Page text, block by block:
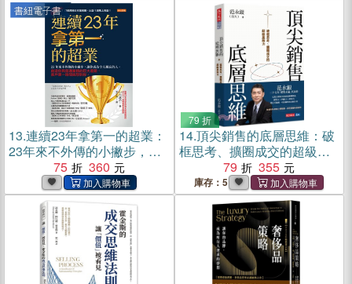
書紐電子書
13.連續23年拿第一的超業：
23年來不外傳的小撇步，讓
你成為令人難忘的人。創造
你與普通業務的巨大差距，
客戶第一時間就想到你。(電
75 360
79 折
14.頂尖銷售的底層思維：破
框思考、擴圈成交的超級業
79 355
庫存：5